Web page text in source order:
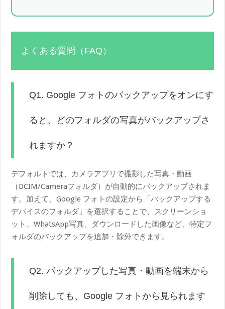
よくある質問（FAQ）
Q1. Google フォトのバックアップをオンにす
ると、どのフォルダの写真がバックアップさ
れますか？
デフォルトでは、カメラアプリで撮影した写真・動画
（DCIM/Cameraフォルダ）が自動的にバックアップされま
す。加えて、Google フォトの設定から「バックアップする
デバイスのフォルダ」を選択することで、スクリーンショ
ット、WhatsApp写真、ダウンロードした画像など、特定フ
ォルダのバックアップを追加・除外できます。
Q2. バックアップした写真・動画を端末から
削除しても、Google フォトから見られます